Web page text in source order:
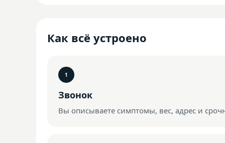
Как всё устроено
Звонок
Вы описываете симптомы, вес, адрес и